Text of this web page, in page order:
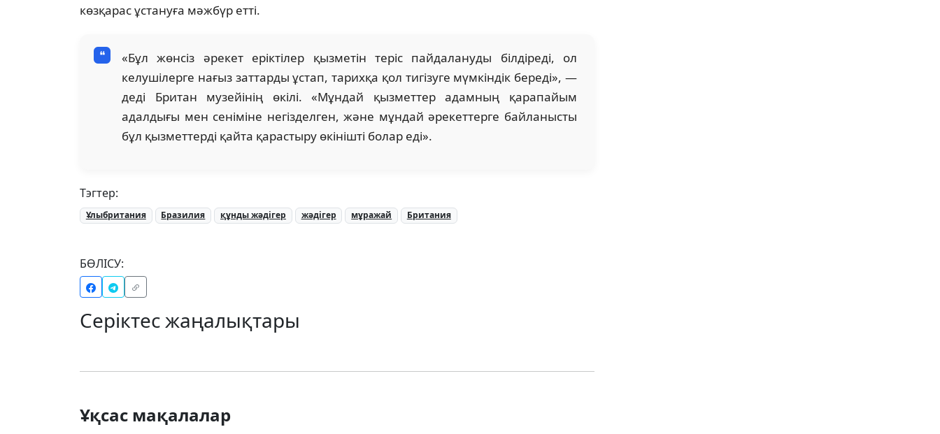
көзқарас ұстануға мәжбүр етті.
«Бұл жөнсіз әрекет еріктілер қызметін теріс пайдалануды білдіреді, ол
келушілерге нағыз заттарды ұстап, тарихқа қол тигізуге мүмкіндік береді», —
деді Британ музейінің өкілі. «Мұндай қызметтер адамның қарапайым
адалдығы мен сеніміне негізделген, және мұндай әрекеттерге байланысты
бұл қызметтерді қайта қарастыру өкінішті болар еді».
Тэгтер:
Ұлыбритания Бразилия құнды жәдігер жәдігер мұражай Британия
БӨЛІСУ:
Серіктес жаңалықтары
Ұқсас мақалалар